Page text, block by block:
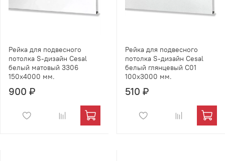
Рейка для подвесного
потолка S-дизайн Cesal
белый матовый 3306
150х4000 мм.
900 ₽
Рейка для подвесного
потолка S-дизайн Cesal
белый глянцевый C01
100х3000 мм.
510 ₽